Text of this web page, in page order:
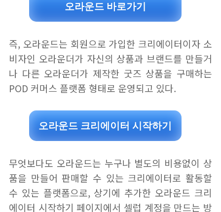
오라운드 바로가기
즉, 오라운드는 회원으로 가입한 크리에이터이자 소
비자인 오라운더가 자신의 상품과 브랜드를 만들거
나 다른 오라운더가 제작한 굿즈 상품을 구매하는
POD 커머스 플랫폼 형태로 운영되고 있다.
오라운드 크리에이터 시작하기
무엇보다도 오라운드는 누구나 별도의 비용없이 상
품을 만들어 판매할 수 있는 크리에이터로 활동할
수 있는 플랫폼으로, 상기에 추가한 오라운드 크리
에이터 시작하기 페이지에서 셀럽 계정을 만드는 방